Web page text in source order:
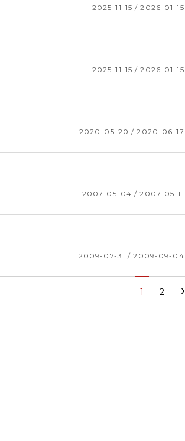
2025-11-15 / 2026-01-15
2025-11-15 / 2026-01-15
2020-05-20 / 2020-06-17
2007-05-04 / 2007-05-11
2009-07-31 / 2009-09-04
1 2 ›